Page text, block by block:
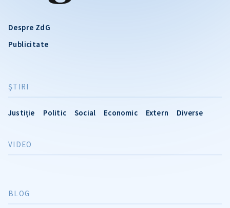
Despre ZdG
Publicitate
ŞTIRI
Justiție Politic Social Economic Extern Diverse
VIDEO
BLOG